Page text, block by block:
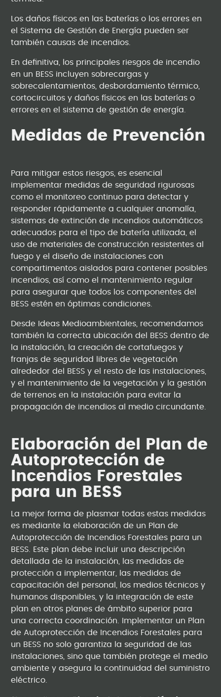
Los daños físicos en las baterías o los errores en
el Sistema de Gestión de Energía pueden ser
también causas de incendios.
En definitiva, los principales riesgos de incendio
en un BESS incluyen sobrecargas y
sobrecalentamientos, desbordamiento térmico,
cortocircuitos y daños físicos en las baterías o
errores en el sistema de gestión de energía.
Medidas de Prevención
Para mitigar estos riesgos, es esencial
implementar medidas de seguridad rigurosas
como el monitoreo continuo para detectar y
responder rápidamente a cualquier anomalía,
sistemas de extinción de incendios automáticos
adecuados para el tipo de batería utilizada, el
uso de materiales de construcción resistentes al
fuego y el diseño de instalaciones con
compartimentos aislados para contener posibles
incendios, así como el mantenimiento regular
para asegurar que todos los componentes del
BESS estén en óptimas condiciones.
Desde Ideas Medioambientales, recomendamos
también la correcta ubicación del BESS dentro de
la instalación, la creación de cortafuegos y
franjas de seguridad libres de vegetación
alrededor del BESS y el resto de las instalaciones,
y el mantenimiento de la vegetación y la gestión
de terrenos en la instalación para evitar la
propagación de incendios al medio circundante.
Elaboración del Plan de
Autoprotección de
Incendios Forestales
para un BESS
La mejor forma de plasmar todas estas medidas
es mediante la elaboración de un Plan de
Autoprotección de Incendios Forestales para un
BESS. Este plan debe incluir una descripción
detallada de la instalación, las medidas de
protección a implementar, las medidas de
capacitación del personal, los medios técnicos y
humanos disponibles, y la integración de este
plan en otros planes de ámbito superior para
una correcta coordinación. Implementar un Plan
de Autoprotección de Incendios Forestales para
un BESS no solo garantiza la seguridad de las
instalaciones, sino que también protege el medio
ambiente y asegura la continuidad del suministro
eléctrico.